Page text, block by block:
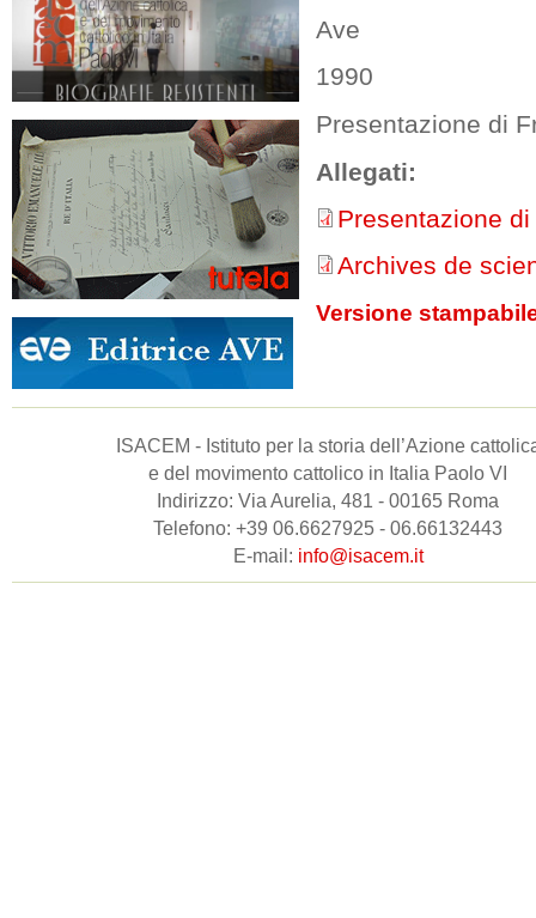
Ave
1990
Presentazione di
Allegati:
Presentazione
Archives de
Versione
ISACEM - Istituto per la storia dell’Azione
e del movimento cattolico in Italia Paolo VI
Indirizzo: Via Aurelia, 481 - 00165 Roma
Telefono: +39 06.6627925 - 06.66132443
E-mail: info@isacem.it